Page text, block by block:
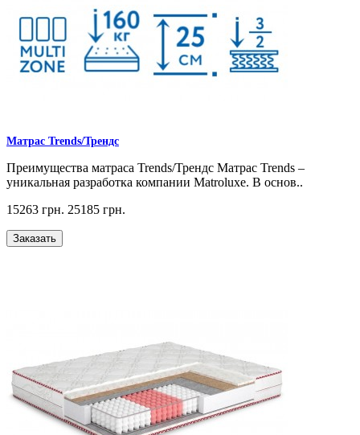
Матрас Trends/Трендс
Преимущества матраса Trends/Трендс Матрас Trends –
уникальная разработка компании Matroluxe. В основ..
15263 грн. 25185 грн.
Заказать